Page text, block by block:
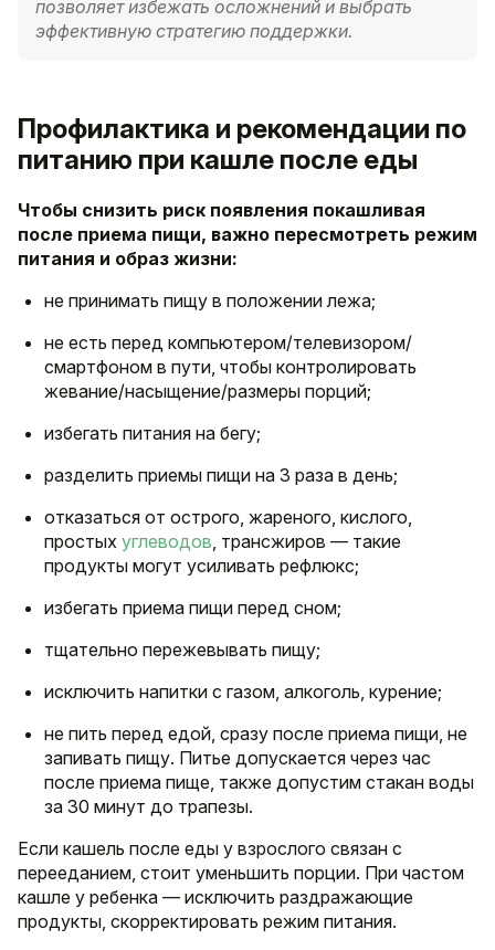
позволяет избежать осложнений и выбрать
эффективную стратегию поддержки.
Профилактика и рекомендации по
питанию при кашле после еды
Чтобы снизить риск появления покашливая
после приема пищи, важно пересмотреть режим
питания и образ жизни:
не принимать пищу в положении лежа;
не есть перед компьютером/телевизором/
смартфоном в пути, чтобы контролировать
жевание/насыщение/размеры порций;
избегать питания на бегу;
разделить приемы пищи на 3 раза в день;
отказаться от острого, жареного, кислого,
простых углеводов , трансжиров — такие
продукты могут усиливать рефлюкс;
избегать приема пищи перед сном;
тщательно пережевывать пищу;
исключить напитки с газом, алкоголь, курение;
не пить перед едой, сразу после приема пищи, не
запивать пищу. Питье допускается через час
после приема пище, также допустим стакан воды
за 30 минут до трапезы.
Если кашель после еды у взрослого связан с
перееданием, стоит уменьшить порции. При частом
кашле у ребенка — исключить раздражающие
продукты, скорректировать режим питания.